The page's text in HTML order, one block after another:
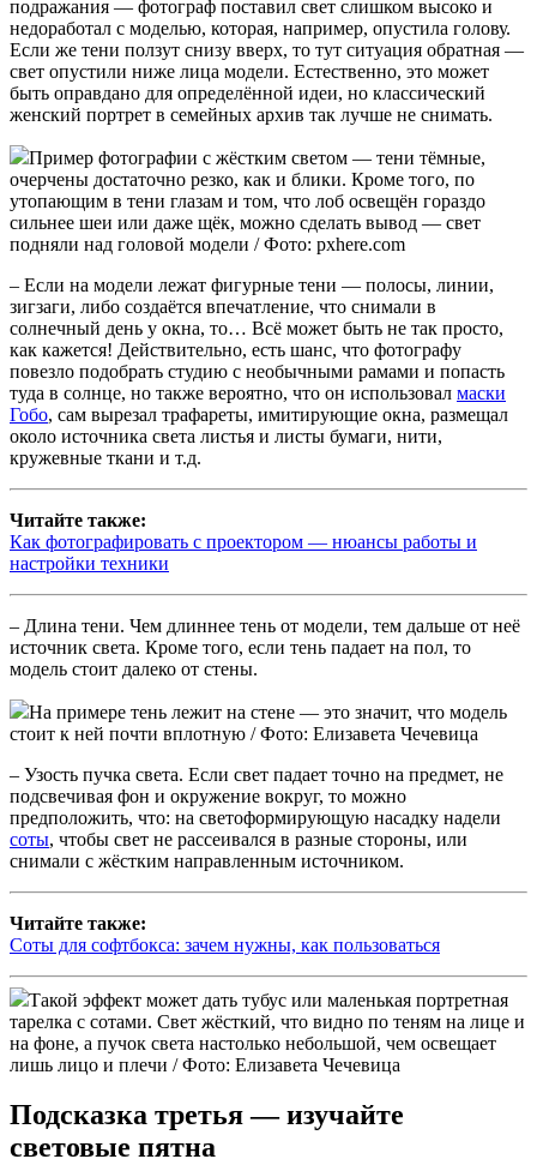
подражания — фотограф поставил свет слишком высоко и
недоработал с моделью, которая, например, опустила голову.
Если же тени ползут снизу вверх, то тут ситуация обратная —
свет опустили ниже лица модели. Естественно, это может
быть оправдано для определённой идеи, но классический
женский портрет в семейных архив так лучше не снимать.
Пример фотографии с жёстким светом — тени тёмные,
очерчены достаточно резко, как и блики. Кроме того, по
утопающим в тени глазам и том, что лоб освещён гораздо
сильнее шеи или даже щёк, можно сделать вывод — свет
подняли над головой модели / Фото: pxhere.com
– Если на модели лежат фигурные тени — полосы, линии,
зигзаги, либо создаётся впечатление, что снимали в
солнечный день у окна, то… Всё может быть не так просто,
как кажется! Действительно, есть шанс, что фотографу
повезло подобрать студию с необычными рамами и попасть
туда в солнце, но также вероятно, что он использовал маски
Гобо, сам вырезал трафареты, имитирующие окна, размещал
около источника света листья и листы бумаги, нити,
кружевные ткани и т.д.
Читайте также:
Как фотографировать с проектором — нюансы работы и
настройки техники
– Длина тени. Чем длиннее тень от модели, тем дальше от неё
источник света. Кроме того, если тень падает на пол, то
модель стоит далеко от стены.
На примере тень лежит на стене — это значит, что модель
стоит к ней почти вплотную / Фото: Елизавета Чечевица
– Узость пучка света. Если свет падает точно на предмет, не
подсвечивая фон и окружение вокруг, то можно
предположить, что: на светоформирующую насадку надели
соты, чтобы свет не рассеивался в разные стороны, или
снимали с жёстким направленным источником.
Читайте также:
Соты для софтбокса: зачем нужны, как пользоваться
Такой эффект может дать тубус или маленькая портретная
тарелка с сотами. Свет жёсткий, что видно по теням на лице и
на фоне, а пучок света настолько небольшой, чем освещает
лишь лицо и плечи / Фото: Елизавета Чечевица
Подсказка третья — изучайте
световые пятна